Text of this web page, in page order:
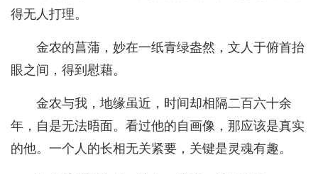
得无人打理。
金农的菖蒲，妙在一纸青绿盎然，文人于俯首抬
眼之间，得到慰藉。
金农与我，地缘虽近，时间却相隔二百六十余
年，自是无法晤面。看过他的自画像，那应该是真实
的他。一个人的长相无关紧要，关键是灵魂有趣。